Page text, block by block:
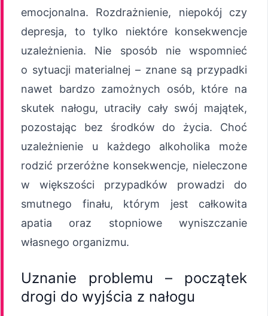
emocjonalna. Rozdrażnienie, niepokój czy
depresja, to tylko niektóre konsekwencje
uzależnienia. Nie sposób nie wspomnieć
o sytuacji materialnej – znane są przypadki
nawet bardzo zamożnych osób, które na
skutek nałogu, utraciły cały swój majątek,
pozostając bez środków do życia. Choć
uzależnienie u każdego alkoholika może
rodzić przeróżne konsekwencje, nieleczone
w większości przypadków prowadzi do
smutnego finału, którym jest całkowita
apatia oraz stopniowe wyniszczanie
własnego organizmu.
Uznanie problemu – początek
drogi do wyjścia z nałogu